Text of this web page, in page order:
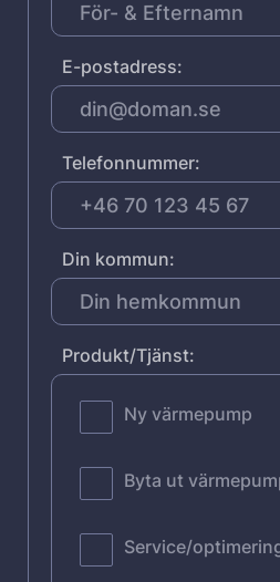
E-postadress:
Telefonnummer:
Din kommun:
Produkt/Tjänst:
Ny värmepump
Byta ut
Service/